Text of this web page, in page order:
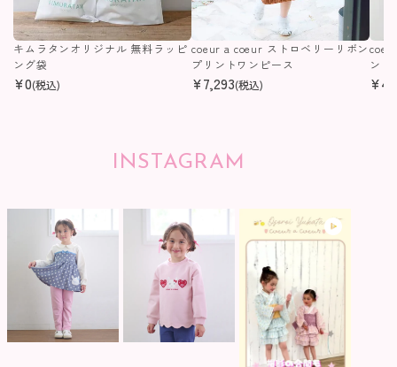
キムラタンオリジナル 無料ラッピ
ング袋
¥0(税込)
coeur a coeur ストロベリーリボン
プリントワンピース
¥7,293(税込)
ンピ
¥
INSTAGRAM